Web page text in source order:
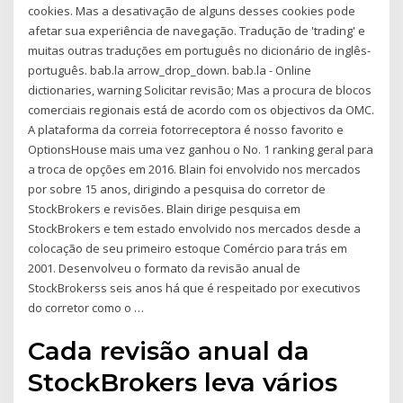
cookies. Mas a desativação de alguns desses cookies pode
afetar sua experiência de navegação. Tradução de 'trading' e
muitas outras traduções em português no dicionário de inglês-
português. bab.la arrow_drop_down. bab.la - Online
dictionaries, warning Solicitar revisão; Mas a procura de blocos
comerciais regionais está de acordo com os objectivos da OMC.
A plataforma da correia fotorreceptora é nosso favorito e
OptionsHouse mais uma vez ganhou o No. 1 ranking geral para
a troca de opções em 2016. Blain foi envolvido nos mercados
por sobre 15 anos, dirigindo a pesquisa do corretor de
StockBrokers e revisões. Blain dirige pesquisa em
StockBrokers e tem estado envolvido nos mercados desde a
colocação de seu primeiro estoque Comércio para trás em
2001. Desenvolveu o formato da revisão anual de
StockBrokerss seis anos há que é respeitado por executivos
do corretor como o …
Cada revisão anual da
StockBrokers leva vários